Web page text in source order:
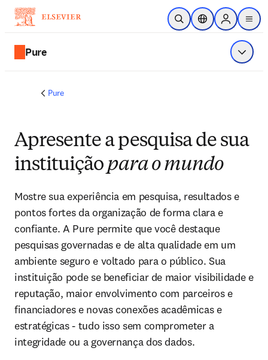
Ir para o conteúdo principal
Pesquisa aberta
Seletor deSign in to
menu
Pure Exibir
Pure
Apresente a pesquisa de sua
instituição para o mundo
Mostre sua experiência em pesquisa, resultados e
pontos fortes da organização de forma clara e
confiante. A Pure permite que você destaque
pesquisas governadas e de alta qualidade em um
ambiente seguro e voltado para o público. Sua
instituição pode se beneficiar de maior visibilidade e
reputação, maior envolvimento com parceiros e
financiadores e novas conexões acadêmicas e
estratégicas - tudo isso sem comprometer a
integridade ou a governança dos dados.